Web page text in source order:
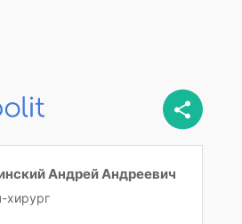
Андрей Андреевич
хирург